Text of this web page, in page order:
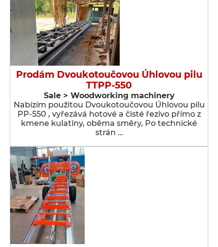
Prodám Dvoukotoučovou Úhlovou pilu
TTPP-550
Sale > Woodworking machinery
Nabízím použitou Dvoukotoučovou Úhlovou pilu
PP-550 , vyřezává hotové a čisté řezivo přímo z
kmene kulatiny, oběma směry, Po technické
strán …